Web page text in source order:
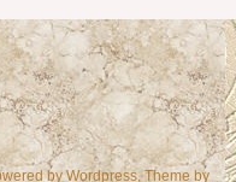
byWordpress, Theme by